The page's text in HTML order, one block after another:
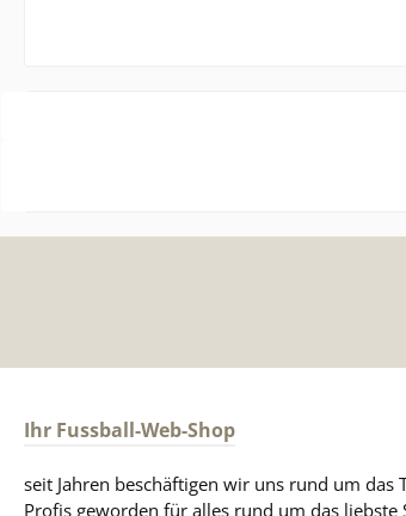
Ihr Fussball-Web-Shop
seit Jahren beschäftigen wir uns rund um
Profis geworden für alles rund um das